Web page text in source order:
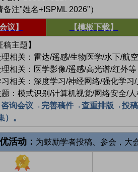
备注"姓名+ISPML 2026"）
议】 【模板下载】
稿主题】
理相关：雷达/遥感/生物医学/水下/航
理相关：医学影像/遥感/高光谱/红外
习相关：深度学习/神经网络/强化学
题：模式识别/计算机视觉/网络安全/
咨询会议→完善稿件→查重排版→投
）。
活动： 为鼓励学者投稿、参会，大